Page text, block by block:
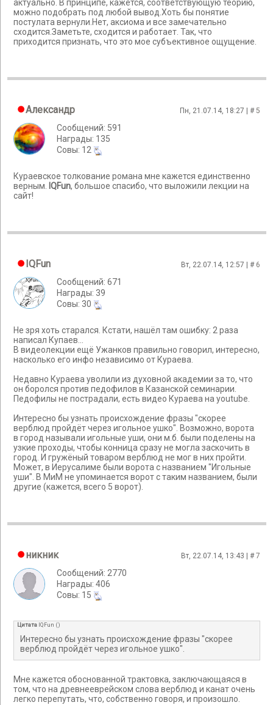
актуально. В принципе, кажется, соответствующую теорию,
можно подобрать под любой вывод.Хоть бы понятие
постулата вернули.Нет, аксиома и все замечательно
сходится.Заметьте, сходится и работает. Так, что
приходится признать, что это мое субъективное ощущение.
Александр Пн, 21.07.14, 18:27 | #5
Сообщений: 591
Награды: 135
Cовы: 12
Кураевское толкование романа мне кажется единственно
верным. IQFun, большое спасибо, что выложили лекции на
сайт!
IQFun Вт, 22.07.14, 12:57 | # 6
Сообщений: 671
Награды: 39
Cовы: 30
Не зря хоть старался. Кстати, нашёл там ошибку: 2 раза
написал Купаев...
В видеолекции ещё Ужанков правильно говорил, интересно,
насколько его инфо независимо от Кураева.
Недавно Кураева уволили из духовной академии за то, что
он боролся против педофилов в Казанской семинарии.
Педофилы не пострадали, есть видео Кураева на youtube.
Интересно бы узнать происхождение фразы "скорее
верблюд пройдёт через игольное ушко". Возможно, ворота
в город называли игольные уши, они м.б. были поделены на
узкие проходы, чтобы конница сразу не могла заскочить в
город. И гружёный товаром верблюд не мог в них пройти.
Может, в Иерусалиме были ворота с названием "Игольные
уши". В МиМ не упоминается ворот с таким названием, были
другие (кажется, всего 5 ворот).
никник Вт, 22.07.14, 13:43 | #7
Сообщений: 2770
Награды: 406
Cовы: 15
Цитата IQFun ()
Интересно бы узнать происхождение фразы "скорее
верблюд пройдёт через игольное ушко".
Мне кажется обоснованной трактовка, заключающаяся в
том, что на древнееврейском слова верблюд и канат очень
легко перепутать, что, собственно говоря, и произошло.